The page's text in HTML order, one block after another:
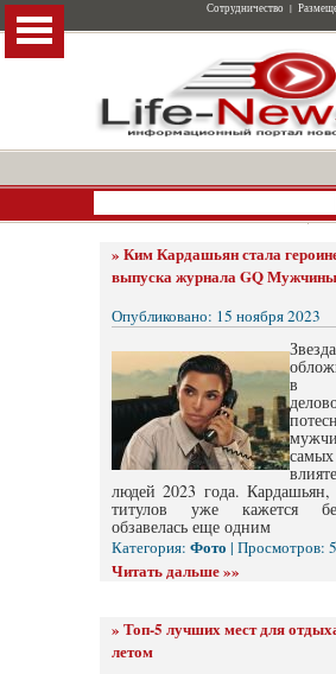
Сотрудничество |
» Ким Кардашьян стала
выпуска журнала GQ
Опубликовано: 15 ноября 2023
в
самых
людей 2023 года.
титулов уже кажется
обзавелась еще одним
Категория: Фото | Просмотров:
Читать дальше »»
» Топ-5 лучших мест для
летом